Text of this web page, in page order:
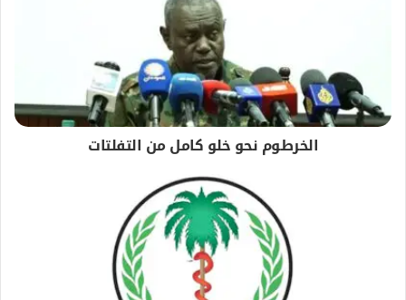
الخرطوم نحو خلو كامل من التفلتات